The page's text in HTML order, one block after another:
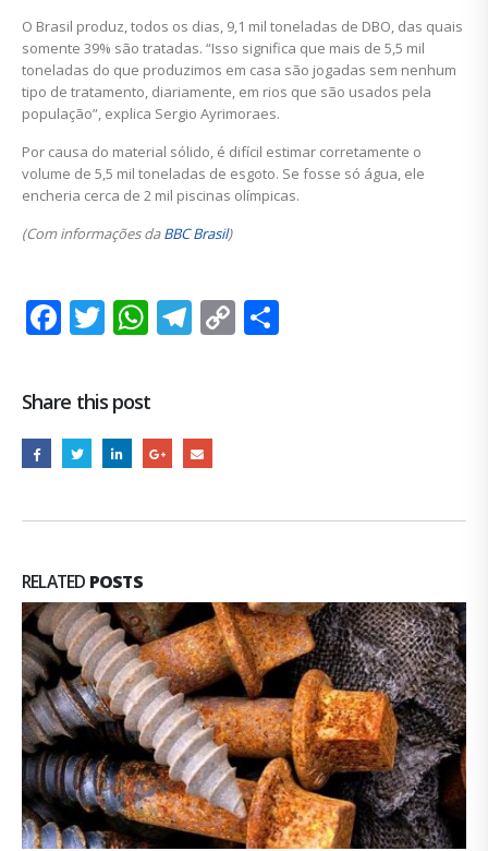
O Brasil produz, todos os dias, 9,1 mil toneladas de DBO, das quais
somente 39% são tratadas. “Isso significa que mais de 5,5 mil
toneladas do que produzimos em casa são jogadas sem nenhum
tipo de tratamento, diariamente, em rios que são usados pela
população”, explica Sergio Ayrimoraes.
Por causa do material sólido, é difícil estimar corretamente o
volume de 5,5 mil toneladas de esgoto. Se fosse só água, ele
encheria cerca de 2 mil piscinas olímpicas.
(Com informações daBBC Brasil)
Facebook
Twitter
WhatsApp
Telegram
Copy
Share this post
RELATED POSTS